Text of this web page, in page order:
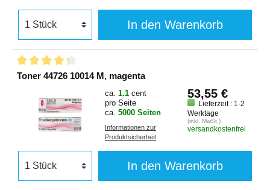
In den Warenkorb
Toner 44726 10014 M, magenta
ca. 1.1 cent
pro Seite
ca. 5000 Seiten
Informationen zur
Produktsicherheit
53,55 €
Lieferzeit : 1-2
Werktage
(inkl. MwSt.)
versandkostenfrei
In den Warenkorb